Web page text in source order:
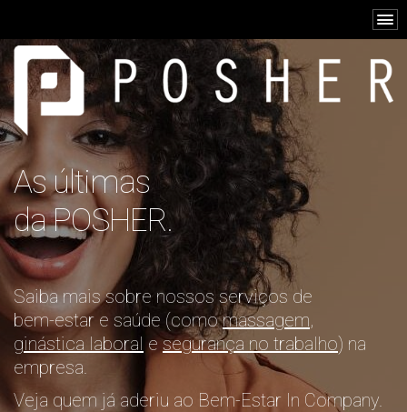
As últimas
da POSHER.
Saiba mais sobre nossos serviços de
bem-estar e saúde (comomassagem,
ginástica laboral esegurança no trabalho) na
empresa.
Veja quem já aderiu ao Bem-Estar In Company.